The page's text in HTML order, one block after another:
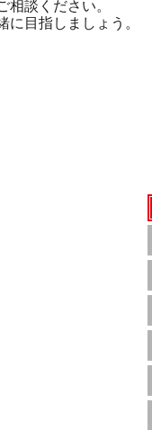
相談ください。
目指しましょう。